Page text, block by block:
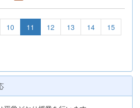
10 11 12 13 14
15